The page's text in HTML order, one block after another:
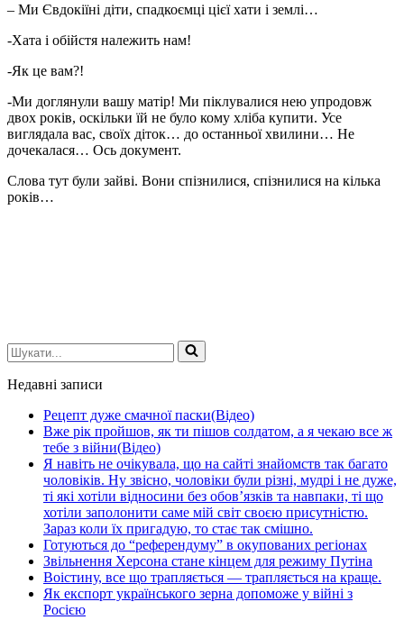
– Ми Євдокіїні діти, спадкоємці цієї хати і землі…
-Хата і обійстя належить нам!
-Як це вам?!
-Ми доглянули вашу матір! Ми піклувалися нею упродовж
двох років, оскільки їй не було кому хліба купити. Усе
виглядала вас, своїх діток… до останньої хвилини… Не
дочекалася… Ось документ.
Слова тут були зайві. Вони спізнилися, спізнилися на кілька
років…
Шукати...
Недавні записи
Рецепт дуже смачної паски(Відео)
Вже рік пройшов, як ти пішов солдатом, а я чекаю все ж
тебе з війни(Відео)
Я навіть не очікувала, що на сайті знайомств так багато
чоловіків. Ну звісно, чоловіки були різні, мудрі і не дуже,
ті які хотіли відносини без обов’язків та навпаки, ті що
хотіли заполонити саме мій світ своєю присутністю.
Зараз коли їх пригадую, то стає так смішно.
Готуються до “референдуму” в окупованих регіонах
Звільнення Херсона стане кінцем для режиму Путіна
Воістину, все що трапляється — трапляється на краще.
Як експорт українського зерна допоможе у війні з
Росією